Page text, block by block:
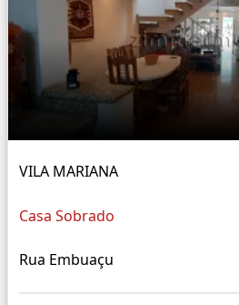
VILA MARIANA
Casa Sobrado
Rua Embuaçu